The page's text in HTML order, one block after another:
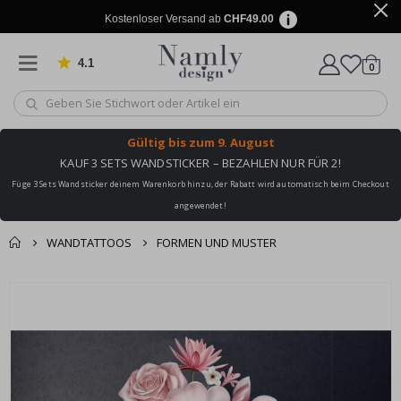
Kostenloser Versand ab CHF49.00
4.1 von 1024 Bewertungen
Wagen
0
Gültig bis zum 9. August
KAUF 3 SETS WANDSTICKER – BEZAHLEN NUR FÜR 2!
Füge 3 Sets Wandsticker deinem Warenkorb hinzu, der Rabatt wird automatisch beim Checkout
angewendet!
WANDTATTOOS FORMEN UND MUSTER
der